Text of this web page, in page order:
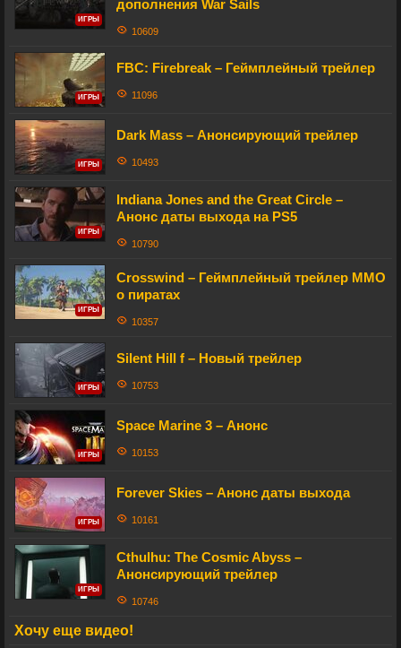
ИГРЫ
дополнения War Sails
10609
ИГРЫ
FBC: Firebreak – Геймплейный трейлер
11096
ИГРЫ
Dark Mass – Анонсирующий трейлер
10493
ИГРЫ
Indiana Jones and the Great Circle –
Анонс даты выхода на PS5
10790
ИГРЫ
Crosswind – Геймплейный трейлер MMO
о пиратах
10357
ИГРЫ
Silent Hill f – Новый трейлер
10753
ИГРЫ
Space Marine 3 – Анонс
10153
ИГРЫ
Forever Skies – Анонс даты выхода
10161
ИГРЫ
Cthulhu: The Cosmic Abyss –
Анонсирующий трейлер
10746
Хочу еще видео!